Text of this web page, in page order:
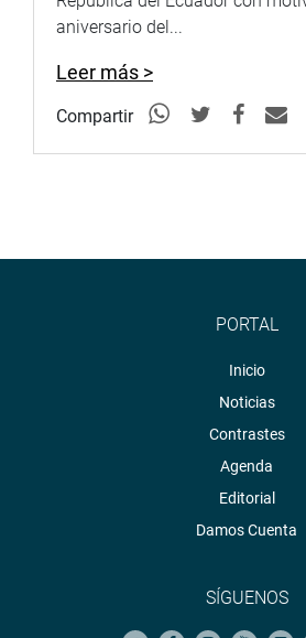
aniversario del...
Leer más >
Compartir
PORTAL
Inicio
Noticias
Contrastes
Agenda
Editorial
Damos Cuenta
SÍGUENOS